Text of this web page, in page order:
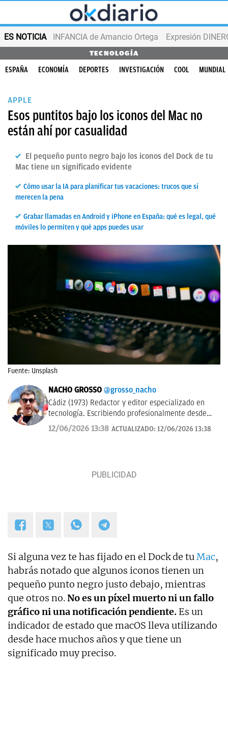
ES NOTICIA INFANCIA de Amancio Ortega Expresión
TECNOLOGÍA
ESPAÑA ECONOMÍA DEPORTES INVESTIGACIÓN COOL MUNDIAL
APPLE
Esos puntitos bajo los iconos del Mac no
están ahí por casualidad
El pequeño punto negro bajo los iconos del Dock de tu
Mac tiene un significado evidente
Cómo usar la IA para planificar tus vacaciones: trucos que sí
merecen la pena
Grabar llamadas en Android y iPhone en España: qué es legal, qué
móviles lo permiten y qué apps puedes usar
Fuente: Unsplash
NACHO GROSSO @grosso_nacho
Cádiz (1973) Redactor y editor especializado en
tecnología. Escribiendo profesionalmente desde
2017 para medios de difusión y blogs en español.
12/06/2026 13:38 ACTUALIZADO: 12/06/2026 13:38
Si alguna vez te has fijado en el Dock de tuMac,
habrás notado que algunos iconos tienen un
pequeño punto negro justo debajo, mientras
que otros no.No es un píxel muerto ni un fallo
gráfico ni una notificación pendiente. Es un
indicador de estado que macOS lleva utilizando
desde hace muchos años y que tiene un
significado muy preciso.